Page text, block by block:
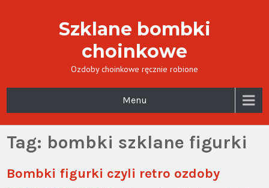
Szklane bombki
choinkowe
Ozdoby choinkowe ręcznie robione
Menu
Tag: bombki szklane figurki
Bombki figurki czyli retro ozdoby